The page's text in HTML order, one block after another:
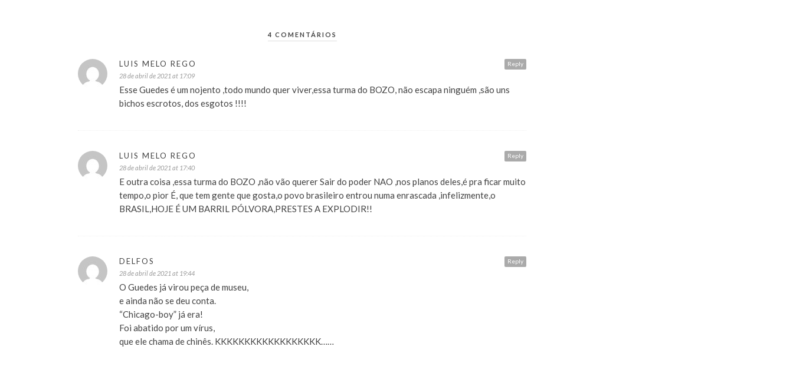
4 COMENTÁRIOS
Reply
LUIS MELO REGO
28 de abril de 2021 at 17:09
Esse Guedes é um nojento ,todo mundo quer viver,essa turma do BOZO, não escapa ninguém ,são uns
bichos escrotos, dos esgotos !!!!
Reply
LUIS MELO REGO
28 de abril de 2021 at 17:40
E outra coisa ,essa turma do BOZO ,não vão querer Sair do poder NAO ,nos planos deles,é pra ficar muito
tempo,o pior É, que tem gente que gosta,o povo brasileiro entrou numa enrascada ,infelizmente,o
BRASIL,HOJE É UM BARRIL PÓLVORA,PRESTES A EXPLODIR!!
Reply
DELFOS
28 de abril de 2021 at 19:44
O Guedes já virou peça de museu,
e ainda não se deu conta.
“Chicago-boy” já era!
Foi abatido por um vírus,
que ele chama de chinês. KKKKKKKKKKKKKKKKKK……